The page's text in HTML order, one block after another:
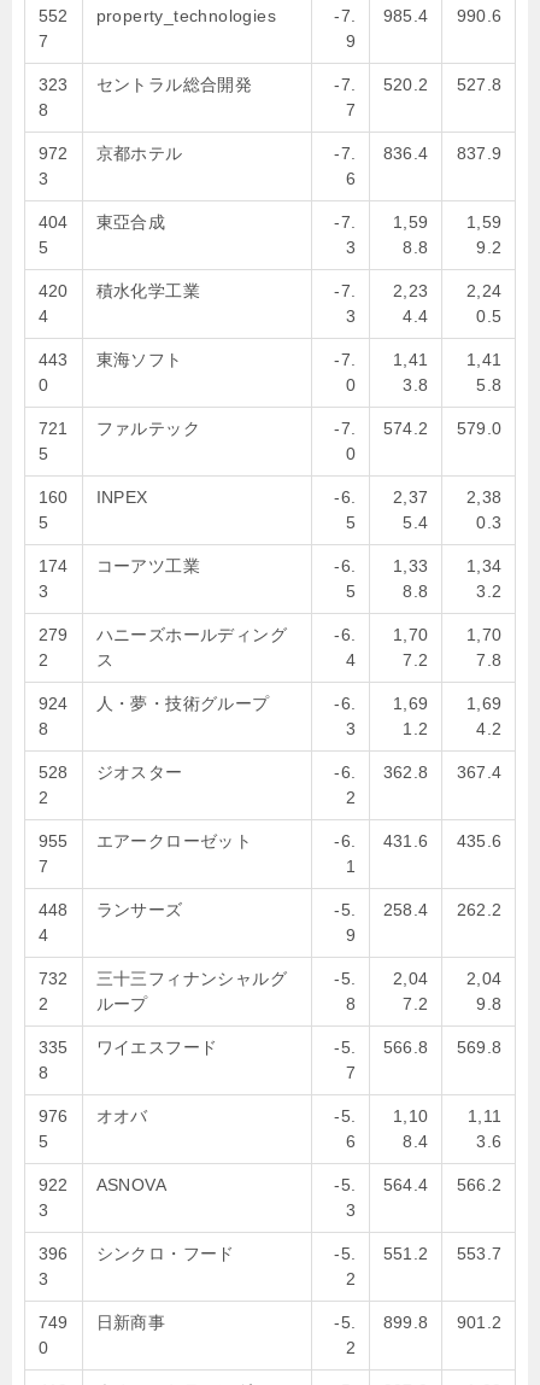
552
7
property_technologies
-7.
9
985.4 990.6
323
8
セントラル総合開発
-7.
7
520.2 527.8
972
3
京都ホテル
-7.
6
836.4 837.9
404
5
東亞合成
-7.
3
1,59
8.8
1,59
9.2
420
4
積水化学工業
-7.
3
2,23
4.4
2,24
0.5
443
0
東海ソフト
-7.
0
1,41
3.8
1,41
5.8
721
5
ファルテック
-7.
0
574.2 579.0
160
5
INPEX
-6.
5
2,37
5.4
2,38
0.3
174
3
コーアツ工業
-6.
5
1,33
8.8
1,34
3.2
279
2
ハニーズホールディング
ス
-6.
4
1,70
7.2
1,70
7.8
924
8
人・夢・技術グループ
-6.
3
1,69
1.2
1,69
4.2
528
2
ジオスター
-6.
2
362.8 367.4
955
7
エアークローゼット
-6.
1
431.6 435.6
448
4
ランサーズ
-5.
9
258.4 262.2
732
2
三十三フィナンシャルグ
ループ
-5.
8
2,04
7.2
2,04
9.8
335
8
ワイエスフード
-5.
7
566.8 569.8
976
5
オオバ
-5.
6
1,10
8.4
1,11
3.6
922
3
ASNOVA
-5.
3
564.4 566.2
396
3
シンクロ・フード
-5.
2
551.2 553.7
749
0
日新商事
-5.
2
899.8 901.2